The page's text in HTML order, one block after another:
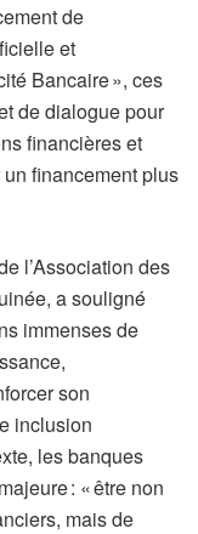
de
et
Bancaire », ces
de dialogue pour
financières et
financement plus
l’Association des
a souligné
immenses de
son
inclusion
les banques
: « être non
mais de